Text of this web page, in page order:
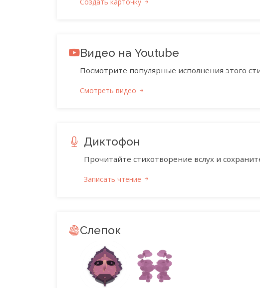
Создать карточку
Видео на Youtube
Посмотрите популярные исполнения этого
Смотреть видео
Диктофон
Прочитайте стихотворение вслух и
Записать чтение
Слепок